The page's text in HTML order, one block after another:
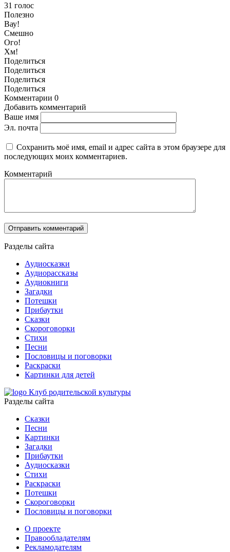
31 голос
Полезно
Вау!
Смешно
Ого!
Хм!
Поделиться
Поделиться
Поделиться
Поделиться
Комментарии 0
Добавить комментарий
Ваше имя
Эл. почта
Сохранить моё имя, email и адрес сайта в этом браузере для
последующих моих комментариев.
Комментарий
Разделы сайта
Аудиосказки
Аудиорассказы
Аудиокниги
Загадки
Потешки
Прибаутки
Сказки
Скороговорки
Стихи
Песни
Пословицы и поговорки
Раскраски
Картинки для детей
Клуб родительской культуры
Разделы сайта
Сказки
Песни
Картинки
Загадки
Прибаутки
Аудиосказки
Стихи
Раскраски
Потешки
Скороговорки
Пословицы и поговорки
О проекте
Правообладателям
Рекламодателям